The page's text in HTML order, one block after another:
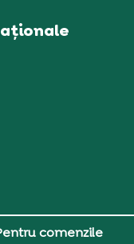
comenzile